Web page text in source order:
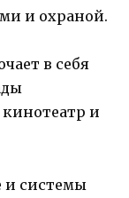
и охраной.
в себя
и
и системы